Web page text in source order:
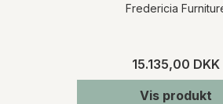
Fredericia
15.135,00 DKK
Vis produkt